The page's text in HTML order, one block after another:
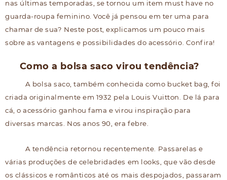
nas últimas temporadas, se tornou um item must have no
guarda-roupa feminino. Você já pensou em ter uma para
chamar de sua? Neste post, explicamos um pouco mais
sobre as vantagens e possibilidades do acessório. Confira!
Como a bolsa saco virou tendência?
A bolsa saco, também conhecida como bucket bag, foi
criada originalmente em 1932 pela Louis Vuitton. De lá para
cá, o acessório ganhou fama e virou inspiração para
diversas marcas. Nos anos 90, era febre.
A tendência retornou recentemente. Passarelas e
várias produções de celebridades em looks, que vão desde
os clássicos e românticos até os mais despojados, passaram